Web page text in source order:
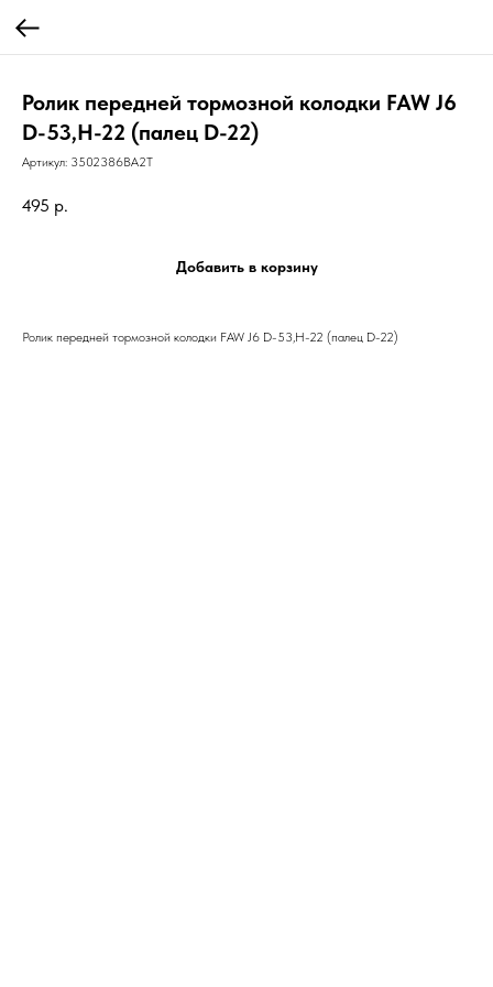
Ролик передней тормозной колодки FAW J6
D-53,H-22 (палец D-22)
Артикул: 3502386BA2T
495 р.
Добавить в корзину
Ролик передней тормозной колодки FAW J6 D-53,H-22 (палец D-22)